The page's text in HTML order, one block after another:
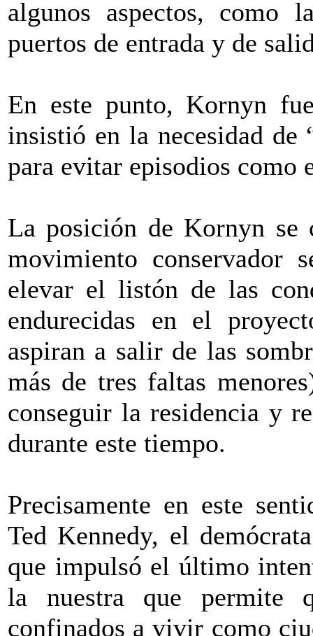
algunos aspectos,
puertos de entrada y de
En este punto, Kornyn
insistió en la necesidad de
para evitar episodios como
La posición de Kornyn se
movimiento conservador
elevar el listón de las
endurecidas en el
aspiran a salir de las
más de tres faltas
conseguir la residencia y
durante este tiempo.
Precisamente en este
Ted Kennedy, el
que impulsó el último
la nuestra que permite
confinados a vivir como